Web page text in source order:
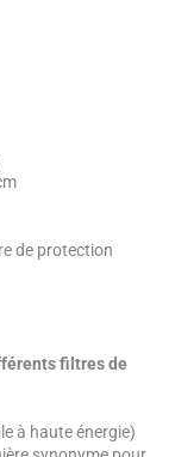
de protection
filtres de
à haute énergie)